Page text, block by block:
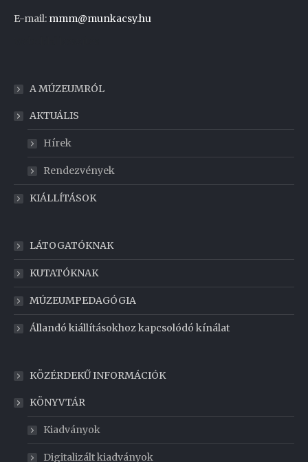
E-mail: mmm@munkacsy.hu
A MÚZEUMRÓL
AKTUÁLIS
Hírek
Rendezvények
KIÁLLÍTÁSOK
LÁTOGATÓKNAK
KUTATÓKNAK
MÚZEUMPEDAGÓGIA
Állandó kiállításokhoz kapcsolódó kínálat
KÖZÉRDEKŰ INFORMÁCIÓK
KÖNYVTÁR
Kiadványok
Digitalizált kiadványok